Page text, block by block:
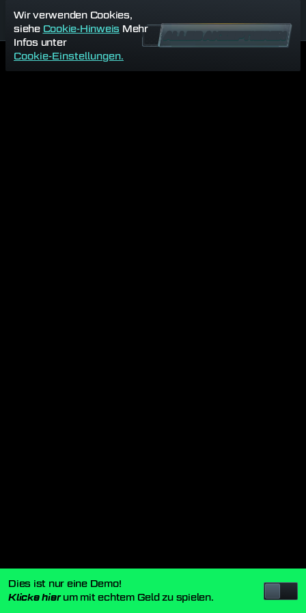
Dies ist nur eine Demo!
Klicke hierum mit echtem Geld zu spielen.
Wir verwenden Cookies,
siehe Cookie-Hinweis Mehr
Infos unter
Cookie-Einstellungen.
ALLES AKZEPTIEREN